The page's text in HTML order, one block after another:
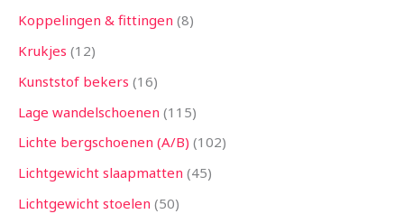
Koppelingen & fittingen 8
Krukjes 12
Kunststof bekers 16
Lage wandelschoenen 115
Lichte bergschoenen (A/B) 102
Lichtgewicht slaapmatten 45
Lichtgewicht stoelen 50